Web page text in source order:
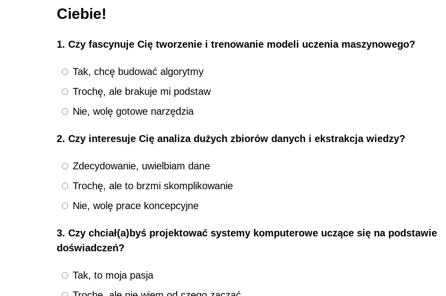
Ciebie!
1. Czy fascynuje Cię tworzenie i trenowanie modeli uczenia maszynowego?
Tak, chcę budować algorytmy
Trochę, ale brakuje mi podstaw
Nie, wolę gotowe narzędzia
2. Czy interesuje Cię analiza dużych zbiorów danych i ekstrakcja wiedzy?
Zdecydowanie, uwielbiam dane
Trochę, ale to brzmi skomplikowanie
Nie, wolę prace koncepcyjne
3. Czy chciał(a)byś projektować systemy komputerowe uczące się na podstawie
doświadczeń?
Tak, to moja pasja